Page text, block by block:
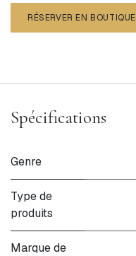
RÉSERVER EN BOUTIQUE
Spécifications
Genre
Type de
produits
Marque de